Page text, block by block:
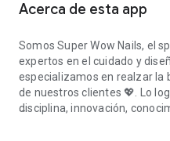
Acerca de esta app
Somos Super Wow Nails, el
expertos en el cuidado y
especializamos en realzar la
de nuestros clientes 💖. Lo
disciplina, innovación,